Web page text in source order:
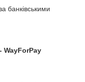
банківськими
WayForPay